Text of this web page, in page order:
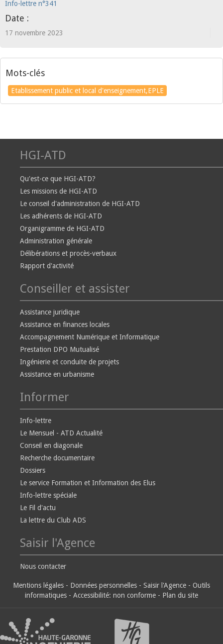
Info-lettre n°341
Date :
17 novembre 2023
Mots-clés
Etablissement public et local d'enseignement,EPLE
HGI-ATD
Qu'est-ce que HGI-ATD?
Les missions de HGI-ATD
Le conseil d'administration de HGI-ATD
Les adhérents de HGI-ATD
Organigramme de HGI-ATD
Administration générale
Délibérations et procès-verbaux
Rapport d'activité
Conseiller et assister
Assistance juridique
Assistance en finances locales
Accompagnement Numérique et Informatique
Prestation DPO Mutualisé
Ingénierie et conduite de projets
Assistance en urbanisme
Informer
Info-lettre
Le Mensuel - ATD Actualité
Conseil en diagonale
Recherche documentaire
Dossiers
Le service Formation et Information des Elus
Info-lettre spéciale
Le Fil d'actu
La lettre du Club ADS
Saisir l'Agence
Nous contacter
Mentions légales - Données personnelles - Saisir l'Agence - Outils
informatiques - Accessibilité: non conforme - Plan du site